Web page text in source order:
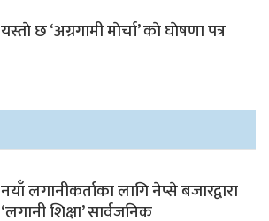
यस्ताे छ ‘अग्रगामी माेर्चा’ काे घाेषणा पत्र
नयाँ लगानीकर्ताका लागि नेप्से बजारद्वारा
‘लगानी शिक्षा’ सार्वजनिक